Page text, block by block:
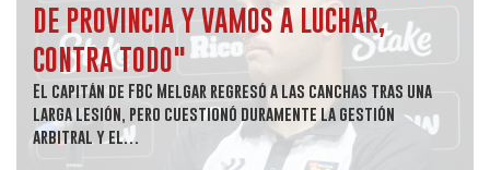
DE PROVINCIA Y VAMOS A LUCHAR,
CONTRA TODO"
El capitán de FBC Melgar regresó a las canchas tras una
larga lesión, pero cuestionó duramente la gestión
arbitral y el…